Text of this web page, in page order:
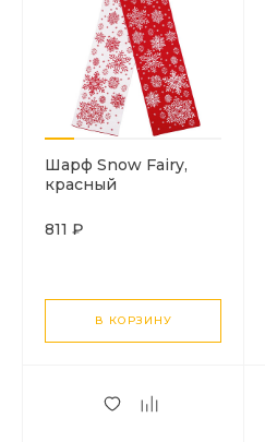
Шарф Snow Fairy,
красный
811 ₽
В КОРЗИНУ